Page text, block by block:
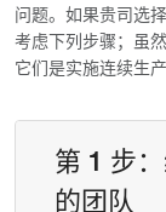
问题。如果贵司选
考虑下列步骤；虽
它们是实施连续生
第 1 步
的团队